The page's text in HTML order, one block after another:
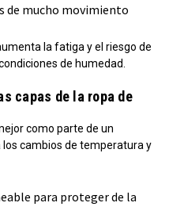
de mucho movimiento
la fatiga y el riesgo de
de humedad.
capas de la ropa de
como parte de un
cambios de temperatura y
para proteger de la